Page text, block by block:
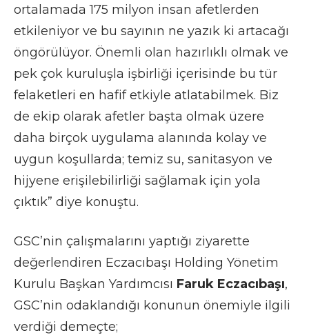
ortalamada 175 milyon insan afetlerden
etkileniyor ve bu sayının ne yazık ki artacağı
öngörülüyor. Önemli olan hazırlıklı olmak ve
pek çok kuruluşla işbirliği içerisinde bu tür
felaketleri en hafif etkiyle atlatabilmek. Biz
de ekip olarak afetler başta olmak üzere
daha birçok uygulama alanında kolay ve
uygun koşullarda; temiz su, sanitasyon ve
hijyene erişilebilirliği sağlamak için yola
çıktık” diye konuştu.
GSC’nin çalışmalarını yaptığı ziyarette
değerlendiren Eczacıbaşı Holding Yönetim
Kurulu Başkan Yardımcısı Faruk Eczacıbaşı,
GSC’nin odaklandığı konunun önemiyle ilgili
verdiği demeçte;